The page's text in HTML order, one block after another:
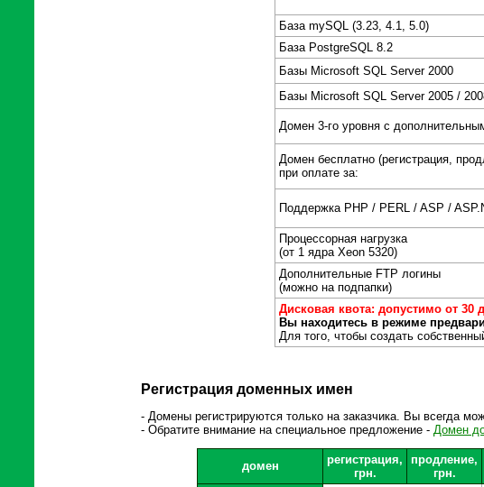
База mySQL (3.23, 4.1, 5.0)
База PostgreSQL 8.2
Базы Microsoft SQL Server 2000
Базы Microsoft SQL Server 2005 /
Домен 3-го уровня с
Домен бесплатно (регистрация,
при оплате за:
Поддержка PHP / PERL / ASP /
Процессорная нагрузка
(от 1 ядра Xeon 5320)
Дополнительные FTP логины
(можно на подпапки)
Дисковая квота: допустимо от 30
Вы находитесь в режиме
Для того, чтобы создать
Регистрация доменных имен
- Домены регистрируются только на заказчика. Вы всегда
- Обратите внимание на специальное предложение - Домен
домен
регистрация,
грн.
продление,
грн.